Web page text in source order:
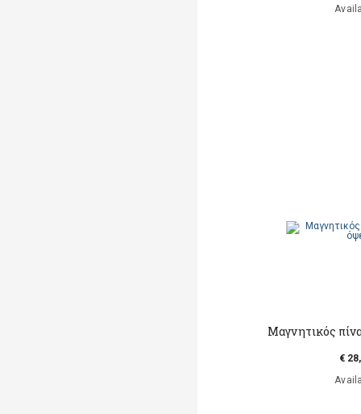
Μαγνητικός
€